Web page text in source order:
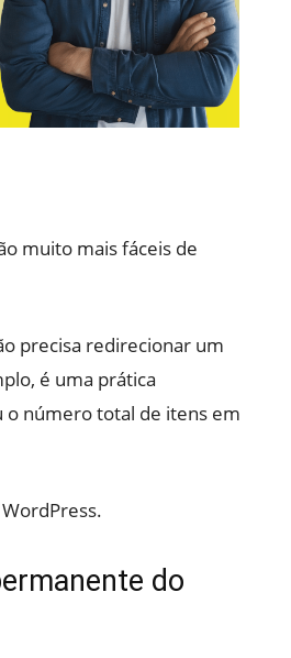
muito mais fáceis de
precisa redirecionar um
é uma prática
o número total de itens em
do